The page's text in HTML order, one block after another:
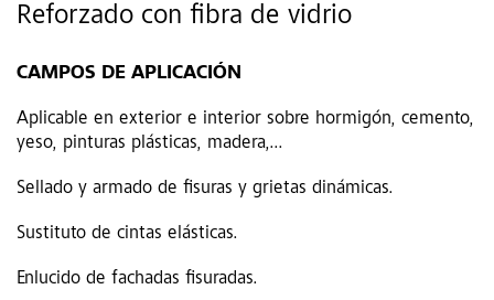
Reforzado con fibra de vidrio
CAMPOS DE APLICACIÓN
Aplicable en exterior e interior sobre hormigón, cemento,
yeso, pinturas plásticas, madera,...
Sellado y armado de fisuras y grietas dinámicas.
Sustituto de cintas elásticas.
Enlucido de fachadas fisuradas.